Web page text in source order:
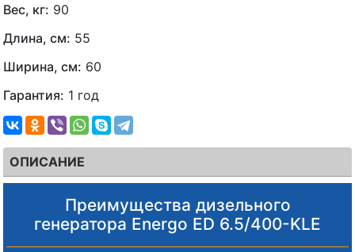
Вес, кг: 90
Длина, см: 55
Ширина, см: 60
Гарантия: 1 год
ОПИСАНИЕ
Преимущества дизельного
генератора Energo ED 6.5/400-KLE